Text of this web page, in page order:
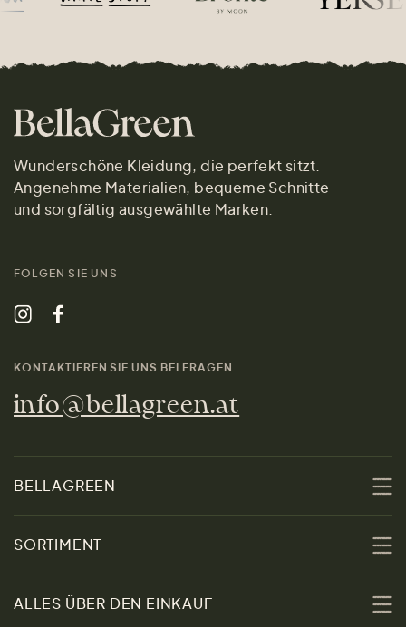
Wunderschöne Kleidung, die perfekt sitzt.
Angenehme Materialien, bequeme Schnitte
und sorgfältig ausgewählte Marken.
FOLGEN SIE UNS
KONTAKTIEREN SIE UNS BEI FRAGEN
info@bellagreen.at
BELLAGREEN
Über uns
Nachhaltigkeit
SORTIMENT
Sale
ALLES ÜBER DEN EINKAUF